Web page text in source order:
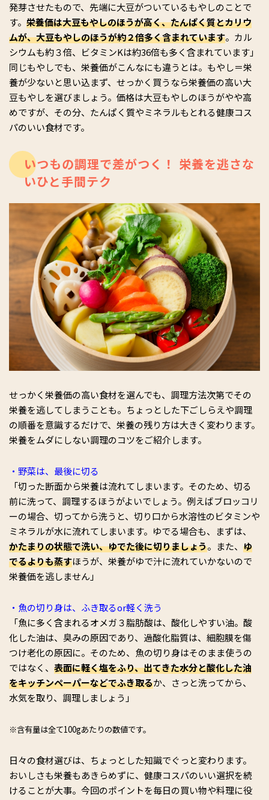
発芽させたもので、先端に大豆がついているもやしのことで
す。 栄養価は大豆もやしのほうが高く、たんぱく質とカリウ
ムが、大豆もやしのほうが約２倍多く含まれています。カル
シウムも約３倍、ビタミンKは約36倍も多く含まれています」
同じもやしでも、栄養価がこんなにも違うとは。もやし＝栄
養が少ないと思い込まず、せっかく買うなら栄養価の高い大
豆もやしを選びましょう。価格は大豆もやしのほうがやや高
めですが、その分、たんぱく質やミネラルもとれる健康コス
パのいい食材です。
いつもの調理で差がつく！ 栄養を逃さな
いひと手間テク
せっかく栄養価の高い食材を選んでも、調理方法次第でその
栄養を逃してしまうことも。ちょっとした下ごしらえや調理
の順番を意識するだけで、栄養の残り方は大きく変わります。
栄養をムダにしない調理のコツをご紹介します。
・野菜は、最後に切る
「切った断面から栄養は流れてしまいます。そのため、切る
前に洗って、調理するほうがよいでしょう。例えばブロッコリ
ーの場合、切ってから洗うと、切り口から水溶性のビタミンや
ミネラルが水に流れてしまいます。ゆでる場合も、まずは、
かたまりの状態で洗い、ゆでた後に切りましょう。また、 ゆ
でるよりも蒸すほうが、栄養がゆで汁に流れていかないので
栄養価を逃しません」
・魚の切り身は、ふき取るor軽く洗う
「魚に多く含まれるオメガ３脂肪酸は、酸化しやすい油。酸
化した油は、臭みの原因であり、過酸化脂質は、細胞膜を傷
つけ老化の原因に。そのため、魚の切り身はそのまま使うの
ではなく、 表面に軽く塩をふり、出てきた水分と酸化した油
をキッチンペーパーなどでふき取るか、さっと洗ってから、
水気を取り、調理しましょう」
※含有量は全て100gあたりの数値です。
日々の食材選びは、ちょっとした知識でぐっと変わります。
おいしさも栄養もあきらめずに、健康コスパのいい選択を続
けることが大事。今回のポイントを毎日の買い物や料理に役